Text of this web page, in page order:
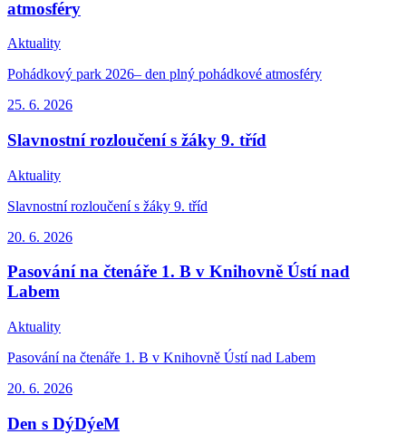
atmosféry
Aktuality
Pohádkový park 2026– den plný pohádkové atmosféry
25. 6. 2026
Slavnostní rozloučení s žáky 9. tříd
Aktuality
Slavnostní rozloučení s žáky 9. tříd
20. 6. 2026
Pasování na čtenáře 1. B v Knihovně Ústí nad
Labem
Aktuality
Pasování na čtenáře 1. B v Knihovně Ústí nad Labem
20. 6. 2026
Den s DýDýeM